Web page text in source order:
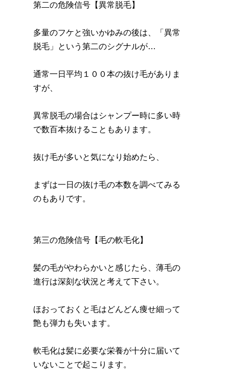
第二の危険信号【異常脱毛】
多量のフケと強いかゆみの後は、「異常
脱毛」という第二のシグナルが…
通常一日平均１００本の抜け毛がありま
すが、
異常脱毛の場合はシャンプー時に多い時
で数百本抜けることもあります。
抜け毛が多いと気になり始めたら、
まずは一日の抜け毛の本数を調べてみる
のもありです。
第三の危険信号【毛の軟毛化】
髪の毛がやわらかいと感じたら、薄毛の
進行は深刻な状況と考えて下さい。
ほおっておくと毛はどんどん痩せ細って
艶も弾力も失います。
軟毛化は髪に必要な栄養が十分に届いて
いないことで起こります。